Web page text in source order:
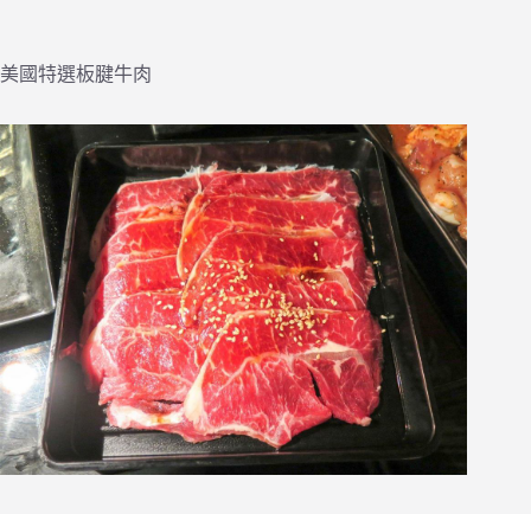
美國特選板腱牛肉